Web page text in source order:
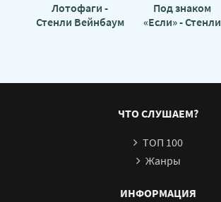
Лотофаги -
Стенли Вейнбаум
Под знаком
«Если» - Стенли
ЧТО СЛУШАЕМ?
ТОП 100
Жанры
ИНФОРМАЦИЯ